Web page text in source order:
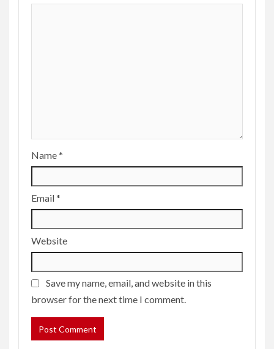
Name*
Email*
Website
Save my name, email, and website in this
browser for the next time I comment.